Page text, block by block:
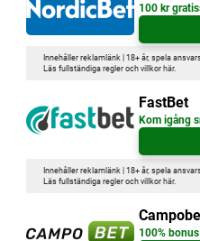
100 kr
Innehåller reklamlänk | 18+ år, spela
Läs fullständiga regler och villkor här.
FastBet
Kom igång
Innehåller reklamlänk | 18+ år, spela
Läs fullständiga regler och villkor här.
100%